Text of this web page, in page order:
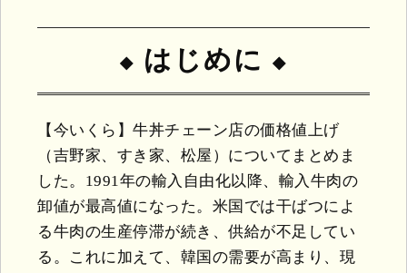
はじめに
【今いくら】牛丼チェーン店の価格値上げ
（吉野家、すき家、松屋）についてまとめま
した。1991年の輸入自由化以降、輸入牛肉の
卸値が最高値になった。米国では干ばつによ
る牛肉の生産停滞が続き、供給が不足してい
る。これに加えて、韓国の需要が高まり、現